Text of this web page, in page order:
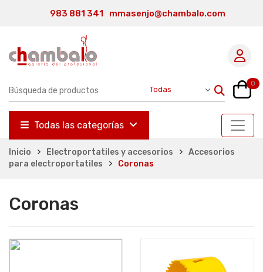
983 881 341 mmasenjo@chambalo.com
0
Todas las categorías
Inicio Electroportatiles y accesorios
Accesorios
para electroportatiles
Coronas
Coronas